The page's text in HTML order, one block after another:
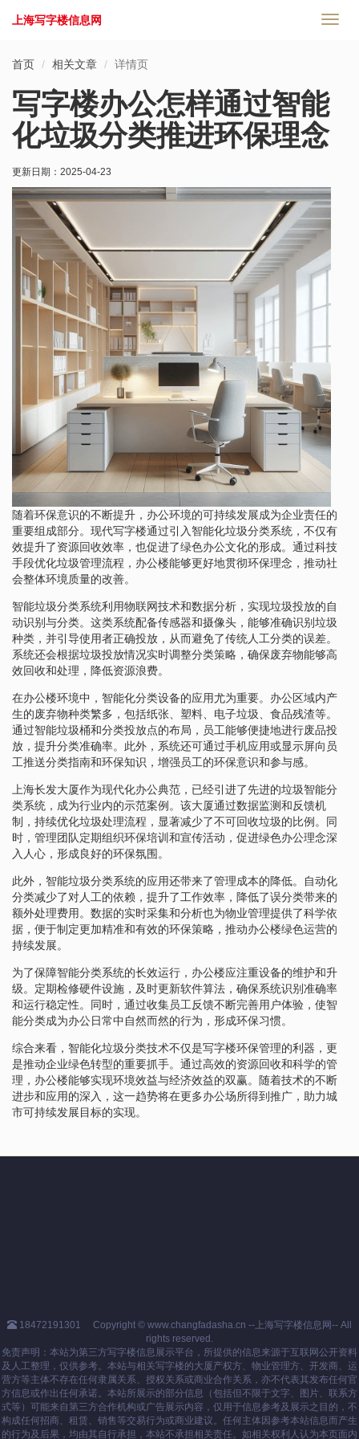
切
上海写字楼信息网
首页 相关文章 详情页
写字楼办公怎样通过智能
化垃圾分类推进环保理念
更新日期： 2025-04-23
随着环保意识的不断提升，办公环境的可持续发展成为企业责任的
重要组成部分。现代写字楼通过引入智能化垃圾分类系统，不仅有
效提升了资源回收效率，也促进了绿色办公文化的形成。通过科技
手段优化垃圾管理流程，办公楼能够更好地贯彻环保理念，推动社
会整体环境质量的改善。
智能垃圾分类系统利用物联网技术和数据分析，实现垃圾投放的自
动识别与分类。这类系统配备传感器和摄像头，能够准确识别垃圾
种类，并引导使用者正确投放，从而避免了传统人工分类的误差。
系统还会根据垃圾投放情况实时调整分类策略，确保废弃物能够高
效回收和处理，降低资源浪费。
在办公楼环境中，智能化分类设备的应用尤为重要。办公区域内产
生的废弃物种类繁多，包括纸张、塑料、电子垃圾、食品残渣等。
通过智能垃圾桶和分类投放点的布局，员工能够便捷地进行废品投
放，提升分类准确率。此外，系统还可通过手机应用或显示屏向员
工推送分类指南和环保知识，增强员工的环保意识和参与感。
上海长发大厦作为现代化办公典范，已经引进了先进的垃圾智能分
类系统，成为行业内的示范案例。该大厦通过数据监测和反馈机
制，持续优化垃圾处理流程，显著减少了不可回收垃圾的比例。同
时，管理团队定期组织环保培训和宣传活动，促进绿色办公理念深
入人心，形成良好的环保氛围。
此外，智能垃圾分类系统的应用还带来了管理成本的降低。自动化
分类减少了对人工的依赖，提升了工作效率，降低了误分类带来的
额外处理费用。数据的实时采集和分析也为物业管理提供了科学依
据，便于制定更加精准和有效的环保策略，推动办公楼绿色运营的
持续发展。
为了保障智能分类系统的长效运行，办公楼应注重设备的维护和升
级。定期检修硬件设施，及时更新软件算法，确保系统识别准确率
和运行稳定性。同时，通过收集员工反馈不断完善用户体验，使智
能分类成为办公日常中自然而然的行为，形成环保习惯。
综合来看，智能化垃圾分类技术不仅是写字楼环保管理的利器，更
是推动企业绿色转型的重要抓手。通过高效的资源回收和科学的管
理，办公楼能够实现环境效益与经济效益的双赢。随着技术的不断
进步和应用的深入，这一趋势将在更多办公场所得到推广，助力城
市可持续发展目标的实现。
18472191301
Copyright © www.changfadasha.cn --上海写字楼信息网-- All
rights reserved.
免责声明：本站为第三方写字楼信息展示平台，所提供的信息来源于互联网公开资料
及人工整理，仅供参考。本站与相关写字楼的大厦产权方、物业管理方、开发商、运
营方等主体不存在任何隶属关系、授权关系或商业合作关系，亦不代表其发布任何官
方信息或作出任何承诺。本站所展示的部分信息（包括但不限于文字、图片、联系方
式等）可能来自第三方合作机构或广告展示内容，仅用于信息参考及展示之目的，不
构成任何招商、租赁、销售等交易行为或商业建议。任何主体因参考本站信息而产生
的行为及后果，均由其自行承担，本站不承担相关责任。如相关权利人认为本页面内